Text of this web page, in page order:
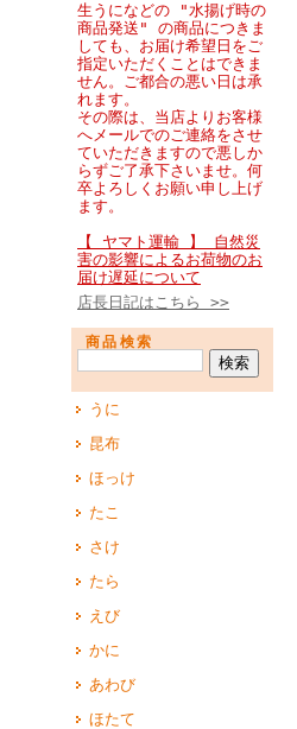
生うになどの "水揚げ時の
商品発送" の商品につきま
しても、お届け希望日をご
指定いただくことはできま
せん。ご都合の悪い日は承
れます。
その際は、当店よりお客様
へメールでのご連絡をさせ
ていただきますので悪しか
らずご了承下さいませ。何
卒よろしくお願い申し上げ
ます。
【 ヤマト運輸 】 自然災
害の影響によるお荷物のお
届け遅延について
店長日記はこちら >>
商品検索
うに
昆布
ほっけ
たこ
さけ
たら
えび
かに
あわび
ほたて